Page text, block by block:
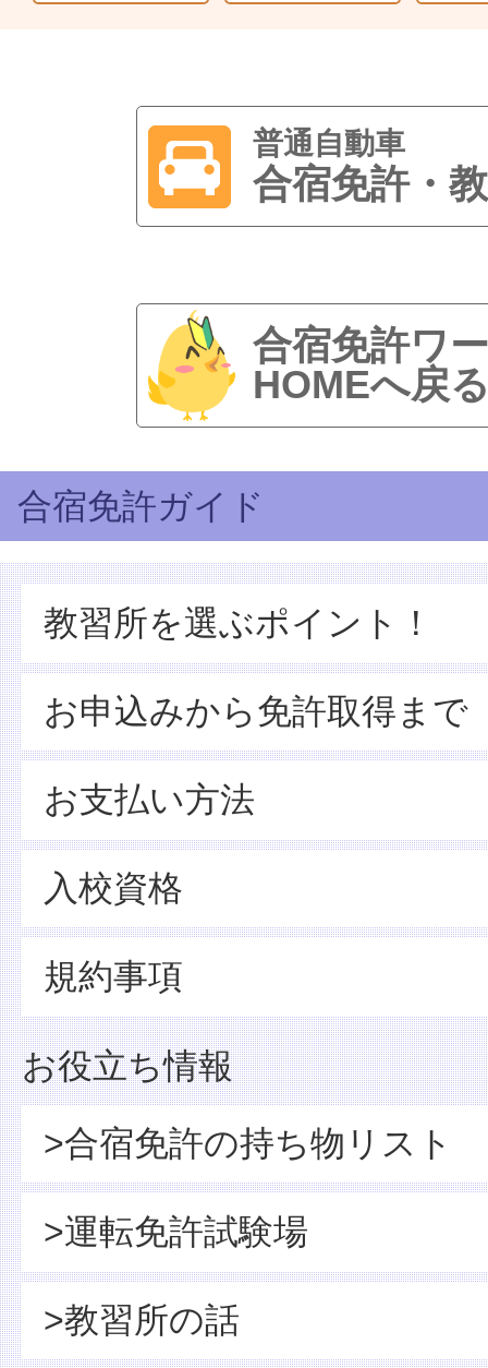
普通自動車
合宿免許・
合宿免許ワ
HOMEへ戻
合宿免許ガイド
教習所を選ぶポイント！
お申込みから免許取得まで
お支払い方法
入校資格
規約事項
お役立ち情報
>合宿免許の持ち物リスト
>運転免許試験場
>教習所の話